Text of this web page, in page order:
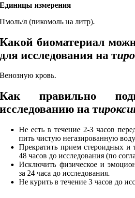
Единицы измерения
Пмоль/л (пикомоль на литр).
Какой биоматериал
для исследования на т
Венозную кровь.
Как правильно
исследованиюна т
Не есть в течение 2-3 часов
пить чистую негазированную
Прекратить прием стероидных и
48 часов до исследования (по
Исключить физическое и
за 24 часа до исследования.
Не курить в течение 3 часов до